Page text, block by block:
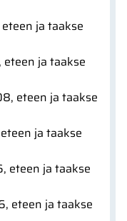
ja taakse
ja taakse
eteen ja taakse
ja taakse
eteen ja taakse
eteen ja taakse